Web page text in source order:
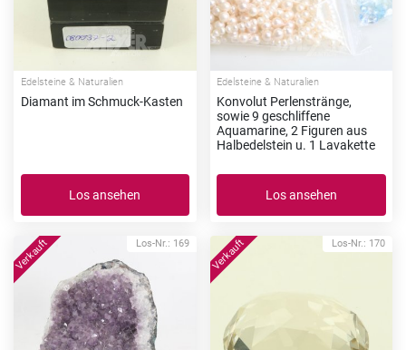
Edelsteine & Naturalien
Diamant im Schmuck-Kasten
Los ansehen
Edelsteine & Naturalien
Konvolut Perlenstränge,
sowie 9 geschliffene
Aquamarine, 2 Figuren aus
Halbedelstein u. 1 Lavakette
Los ansehen
Los-Nr.: 169 Los-Nr.: 170